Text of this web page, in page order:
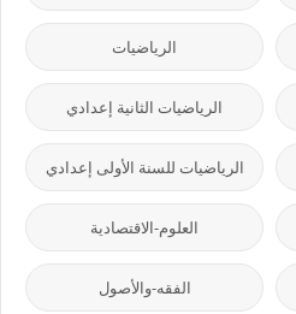
الرياضيات
الرياضيات الثانية إعدادي
الرياضيات للسنة الأولى إعدادي
العلوم-الاقتصادية
الفقه-والأصول